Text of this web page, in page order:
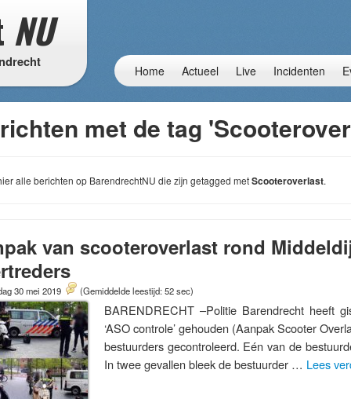
NU
Home Actueel Live Incidenten
met de tag
alle berichten op BarendrechtNU die zijn getagged metScooteroverlast.
van scooteroverlast rond
30 mei 2019 (Gemiddelde leestijd: 52 sec)
BARENDRECHT –Politie Barendrecht heeft
‘ASO controle’ gehouden (Aanpak Scooter
bestuurders gecontroleerd. Eén van de
In twee gevallen bleek de bestuurder … Lees